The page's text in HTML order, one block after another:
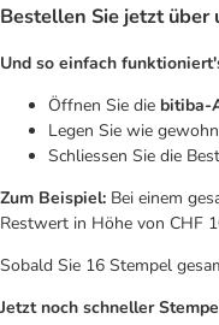
Bestellen Sie jetzt
Und so einfach
Öffnen Sie die bitiba-
Legen Sie wie
Schliessen Sie die
Zum Beispiel: Bei einem
Restwert in Höhe von CHF
Sobald Sie 16 Stempel
Jetzt noch schneller